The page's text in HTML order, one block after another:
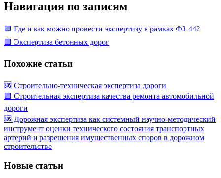
Навигация по записям
🟩 Где и как можно провести экспертизу в рамках ФЗ-44?
🟩 Экспертиза бетонных дорог
Похожие статьи
🆘 Строительно-техническая экспертиза дороги
🟩 Строительная экспертиза качества ремонта автомобильной
дороги
🆘 Дорожная экспертиза как системный научно-методический
инструмент оценки технического состояния транспортных
артерий и разрешения имущественных споров в дорожном
строительстве
Новые статьи